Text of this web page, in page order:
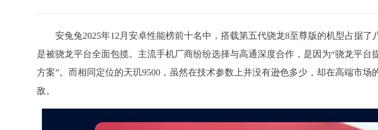
安兔兔2025年12月安卓性能榜前十名中，搭载第五代骁龙8至尊版的机型占据了
是被骁龙平台全面包揽。主流手机厂商纷纷选择与高通深度合作，是因为“骁龙平台
方案”。而相同定位的天玑9500，虽然在技术参数上并没有逊色多少，却在高端市场
敌。